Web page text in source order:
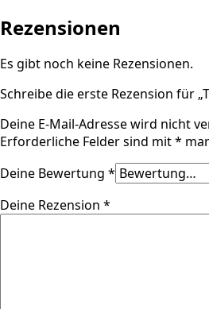
Rezensionen
Es gibt noch keine Rezensionen.
Schreibe die erste Rezension für
Deine E-Mail-Adresse wird nicht
Erforderliche Felder sind mit*
Deine Bewertung *
Deine Rezension *